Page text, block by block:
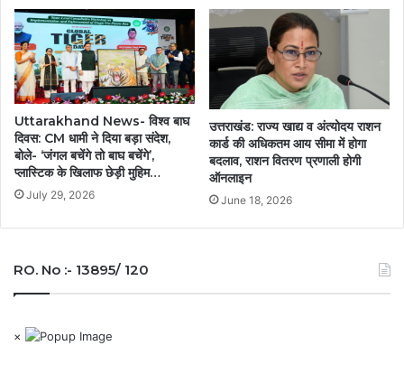
Uttarakhand News- विश्व बाघ
दिवस: CM धामी ने दिया बड़ा संदेश,
बोले- ‘जंगल बचेंगे तो बाघ बचेंगे’,
प्लास्टिक के खिलाफ छेड़ी मुहिम…
July 29, 2026
उत्तराखंड: राज्य खाद्य व अंत्योदय राशन
कार्ड की अधिकतम आय सीमा में होगा
बदलाव, राशन वितरण प्रणाली होगी
ऑनलाइन
June 18, 2026
RO. No :- 13895/ 120
×